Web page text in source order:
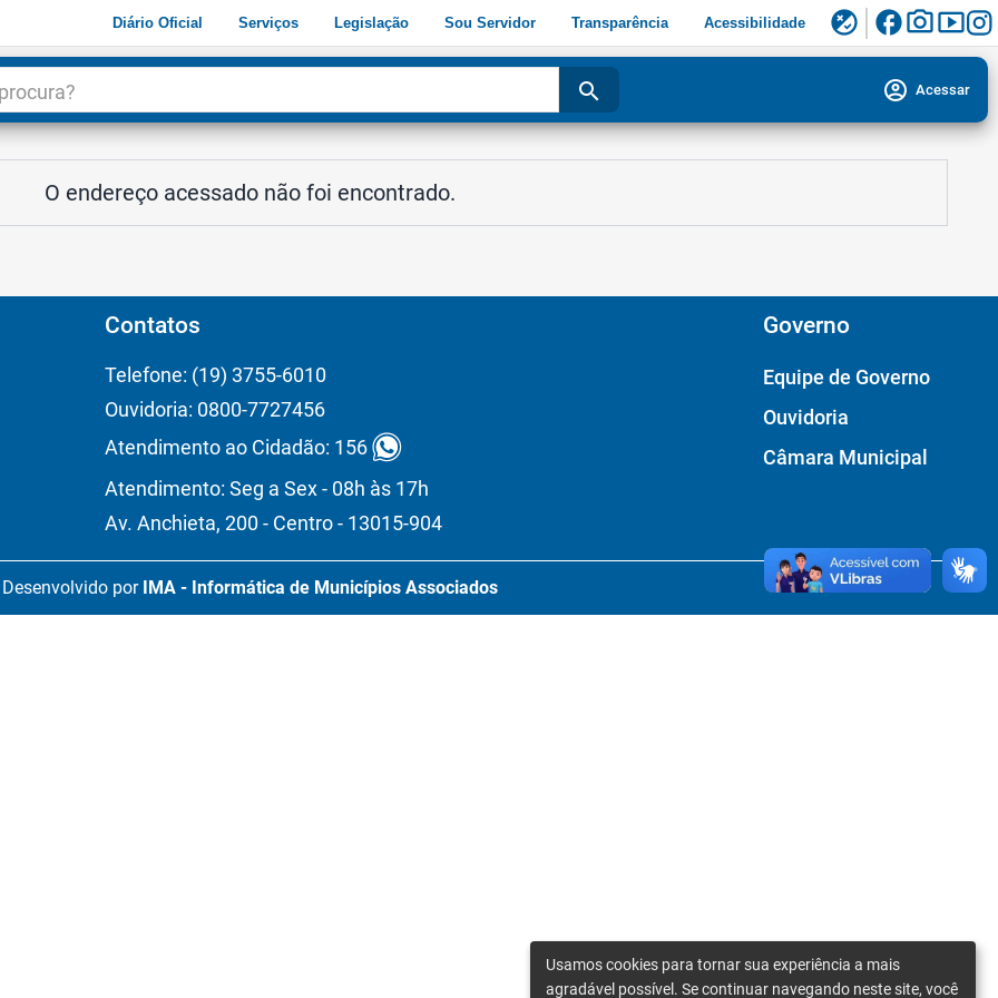
Diário Oficial Serviços Legislação Sou Servidor Transparência Acessibilidade flaky facebookphoto_camerasmart_display
search account_circle Acessar
O endereço acessado não foi encontrado.
Contatos
Telefone: (19) 3755-6010
Ouvidoria: 0800-7727456
Atendimento ao Cidadão: 156
Atendimento: Seg a Sex - 08h às 17h
Av. Anchieta, 200 - Centro - 13015-904
Governo
Equipe de Governo
Ouvidoria
Câmara Municipal
Desenvolvido por IMA - Informática de Municípios Associados
Usamos cookies para tornar sua experiência a mais
agradável possível. Se continuar navegando neste site, você